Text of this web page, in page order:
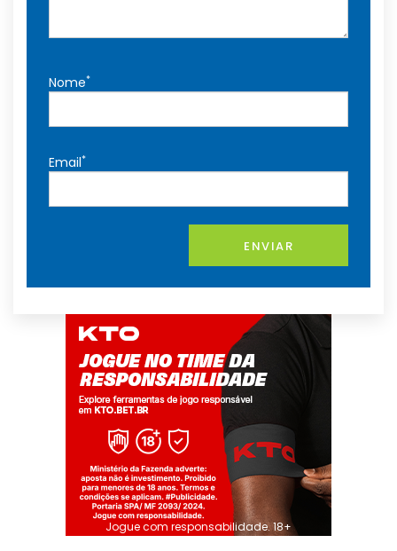
Nome*
Email*
ENVIAR
Jogue com responsabilidade. 18+